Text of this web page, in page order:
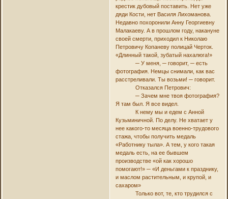
крестик дубовый поставить. Нет уже
дяди Кости, нет Василя Лихоманова.
Недавно похоронили Анну Георгиевну
Малакаеву. А в прошлом году, накануне
своей смерти, приходил к Николаю
Петровичу Копаневу полицай Черток.
«Длинный такой, зубатый нахалюга!»
─ У меня, ─ говорит, ─ есть
фотография. Немцы снимали, как вас
расстреливали. Ты возьми! ─ говорит.
Отказался Петрович:
─ Зачем мне твоя фотография?
Я там был. Я все видел.
К нему мы и едем с Анной
Кузьминичной. По делу. Не хватает у
нее какого-то месяца военно-трудового
стажа, чтобы получить медаль
«Работнику тыла». А тем, у кого такая
медаль есть, на ее бывшем
производстве «ой как хорошо
помогают!» ─ «И деньгами к празднику,
и маслом растительным, и крупой, и
сахаром»
Только вот, те, кто трудился с